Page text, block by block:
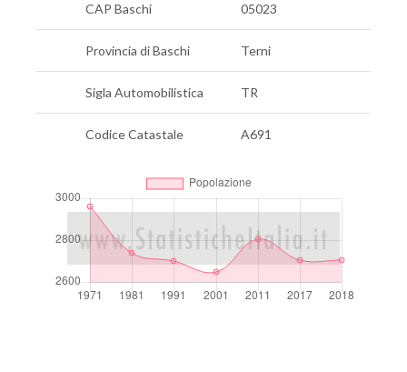
CAP Baschi 05023
Provincia di Baschi Terni
Sigla Automobilistica TR
Codice Catastale A691